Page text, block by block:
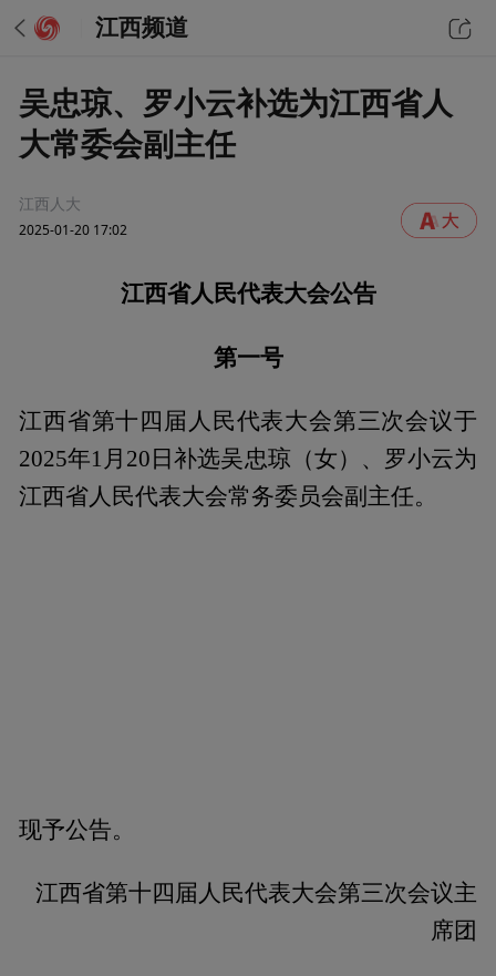
江西频道
吴忠琼、罗小云补选为江西省人
大常委会副主任
江西人大
2025-01-20 17:02
江西省人民代表大会公告
第一号
江西省第十四届人民代表大会第三次会议于
2025年1月20日补选吴忠琼（女）、罗小云为
江西省人民代表大会常务委员会副主任。
现予公告。
江西省第十四届人民代表大会第三次会议主
席团